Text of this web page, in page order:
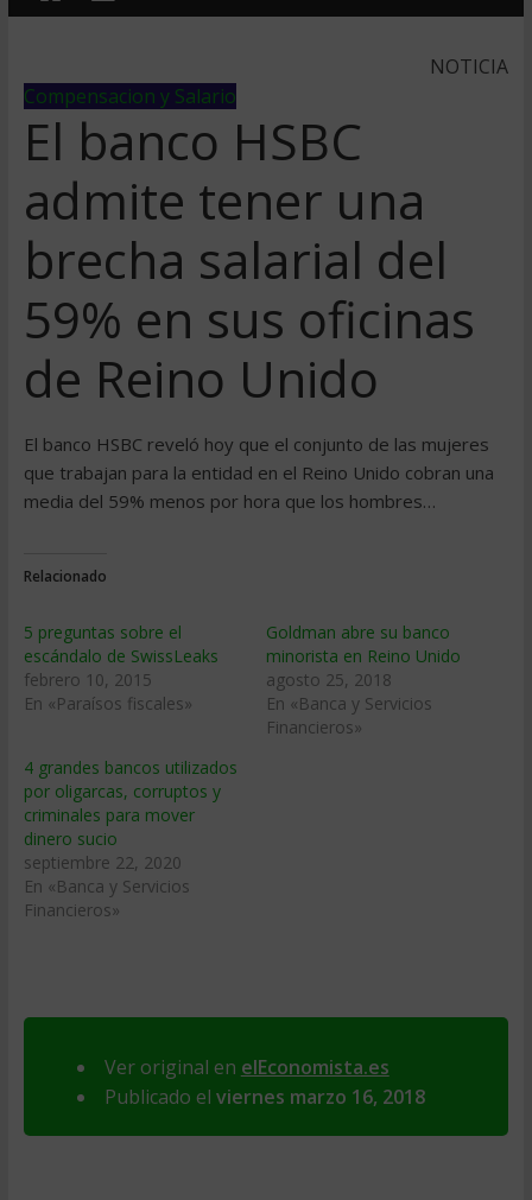
NOTICIA
Compensacion y Salario
El banco HSBC
admite tener una
brecha salarial del
59% en sus oficinas
de Reino Unido
El banco HSBC reveló hoy que el conjunto de las mujeres
que trabajan para la entidad en el Reino Unido cobran una
media del 59% menos por hora que los hombres…
Relacionado
5 preguntas sobre el
escándalo de SwissLeaks
febrero 10, 2015
En «Paraísos fiscales»
Goldman abre su banco
minorista en Reino Unido
agosto 25, 2018
En «Banca y Servicios
Financieros»
4 grandes bancos utilizados
por oligarcas, corruptos y
criminales para mover
dinero sucio
septiembre 22, 2020
En «Banca y Servicios
Financieros»
Ver original en elEconomista.es
Publicado el viernes marzo 16, 2018